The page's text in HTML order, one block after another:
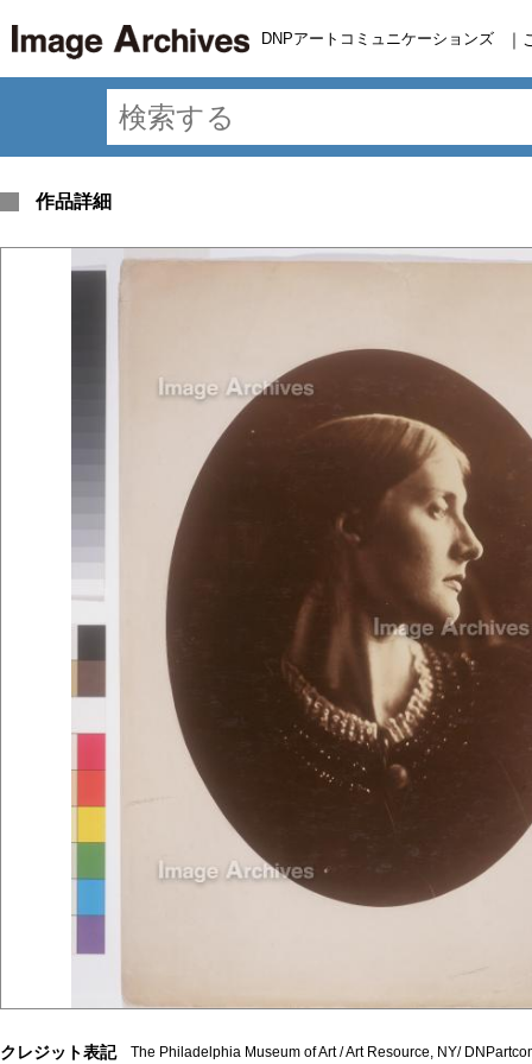
DNPアートコミュニケーションズ ｜
作品詳細
クレジット表記 The Philadelphia Museum of Art / Art Resource, NY/